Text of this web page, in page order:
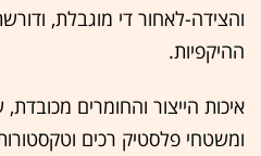
והצידה-לאחור די מוגבלת,
ההיקפיות.
איכות הייצור והחומרים
ומשטחי פלסטיק רכים